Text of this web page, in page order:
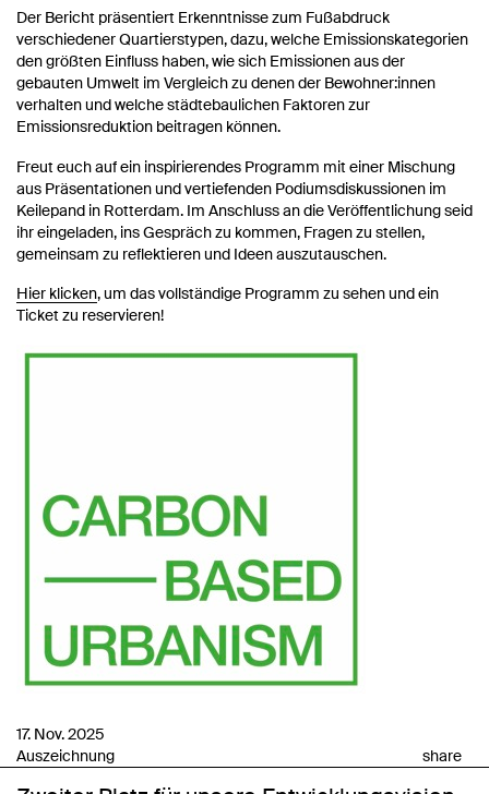
Der Bericht präsentiert Erkenntnisse zum Fußabdruck
verschiedener Quartierstypen, dazu, welche Emissionskategorien
den größten Einfluss haben, wie sich Emissionen aus der
gebauten Umwelt im Vergleich zu denen der Bewohner:innen
verhalten und welche städtebaulichen Faktoren zur
Emissionsreduktion beitragen können.
Freut euch auf ein inspirierendes Programm mit einer Mischung
aus Präsentationen und vertiefenden Podiumsdiskussionen im
Keilepand in Rotterdam. Im Anschluss an die Veröffentlichung seid
ihr eingeladen, ins Gespräch zu kommen, Fragen zu stellen,
gemeinsam zu reflektieren und Ideen auszutauschen.
Hier klicken, um das vollständige Programm zu sehen und ein
Ticket zu reservieren!
17. Nov. 2025
Auszeichnung
share